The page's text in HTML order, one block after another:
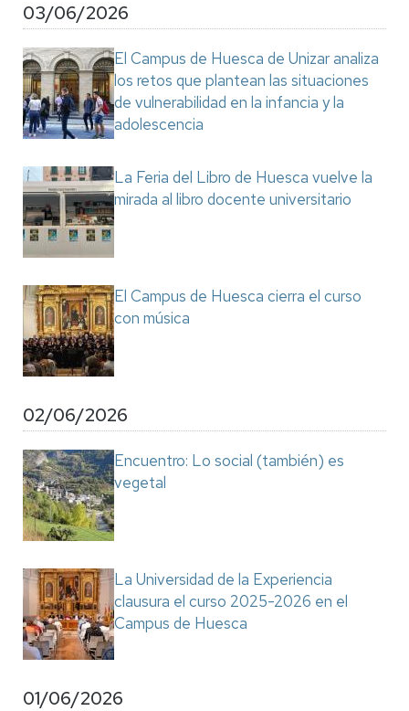
03/06/2026
El Campus de Huesca de Unizar analiza
los retos que plantean las situaciones
de vulnerabilidad en la infancia y la
adolescencia
La Feria del Libro de Huesca vuelve la
mirada al libro docente universitario
El Campus de Huesca cierra el curso
con música
02/06/2026
Encuentro: Lo social (también) es
vegetal
La Universidad de la Experiencia
clausura el curso 2025-2026 en el
Campus de Huesca
01/06/2026